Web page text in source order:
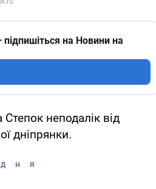
на Новини на
неподалік від
дніпрянки.